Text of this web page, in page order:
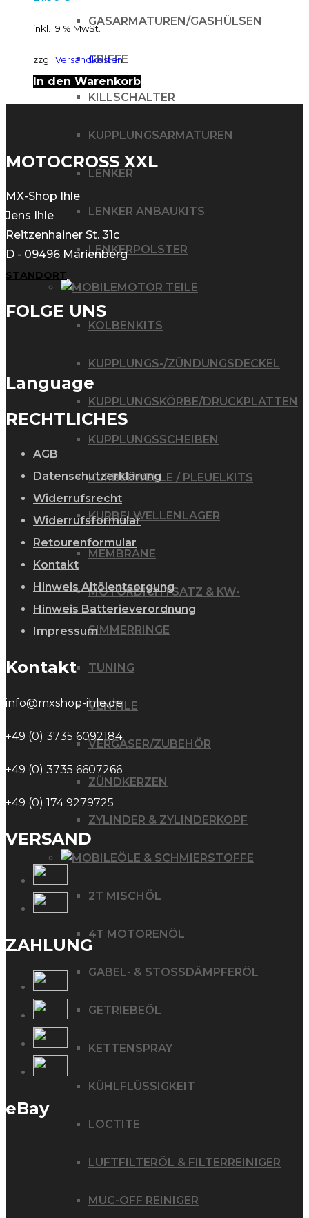
GASARMATUREN/GASHÜLSEN
GRIFFE
KILLSCHALTER
KUPPLUNGSARMATUREN
LENKER
LENKER ANBAUKITS
LENKERPOLSTER
MOTOR TEILE
KOLBENKITS
KUPPLUNGS-/ZÜNDUNGSDECKEL
KUPPLUNGSKÖRBE/DRUCKPLATTEN
KUPPLUNGSSCHEIBEN
KURBELWELLE / PLEUELKITS
KURBELWELLENLAGER
MEMBRANE
MOTORDICHTSATZ & KW-
SIMMERRINGE
TUNING
VENTILE
VERGASER/ZUBEHÖR
ZÜNDKERZEN
ZYLINDER & ZYLINDERKOPF
ÖLE & SCHMIERSTOFFE
2T MISCHÖL
4T MOTORENÖL
GABEL- & STOSSDÄMPFERÖL
GETRIEBEÖL
KETTENSPRAY
KÜHLFLÜSSIGKEIT
LOCTITE
LUFTFILTERÖL & FILTERREINIGER
MUC-OFF REINIGER
inkl. 19 % MwSt.
zzgl. Versandkosten
In den Warenkorb
MOTOCROSS XXL
MX-Shop Ihle
Jens Ihle
Reitzenhainer St. 31c
D - 09496 Marienberg
STANDORT
FOLGE UNS
Language
RECHTLICHES
AGB
Datenschutzerklärung
Widerrufsrecht
Widerrufsformular
Retourenformular
Kontakt
Hinweis Altölentsorgung
Hinweis Batterieverordnung
Impressum
Kontakt
info@mxshop-ihle.de
+49 (0) 3735 6092184
+49 (0) 3735 6607266
+49 (0) 174 9279725
VERSAND
ZAHLUNG
eBay